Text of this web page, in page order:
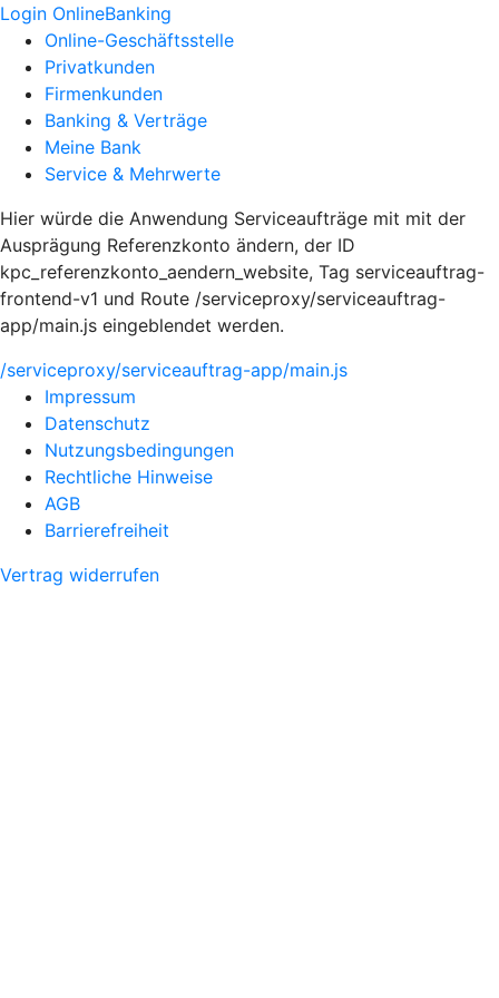
Login OnlineBanking
Online-Geschäftsstelle
Privatkunden
Firmenkunden
Banking & Verträge
Meine Bank
Service & Mehrwerte
Hier würde die Anwendung Serviceaufträge mit mit der
Ausprägung Referenzkonto ändern, der ID
kpc_referenzkonto_aendern_website, Tag serviceauftrag-
frontend-v1 und Route /serviceproxy/serviceauftrag-
app/main.js eingeblendet werden.
/serviceproxy/serviceauftrag-app/main.js
Impressum
Datenschutz
Nutzungsbedingungen
Rechtliche Hinweise
AGB
Barrierefreiheit
Vertrag widerrufen